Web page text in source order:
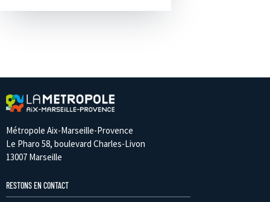
Métropole Aix-Marseille-Provence
Le Pharo 58, boulevard Charles-Livon
13007 Marseille
RESTONS EN CONTACT